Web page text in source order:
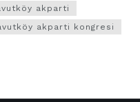
akparti
akparti kongresi